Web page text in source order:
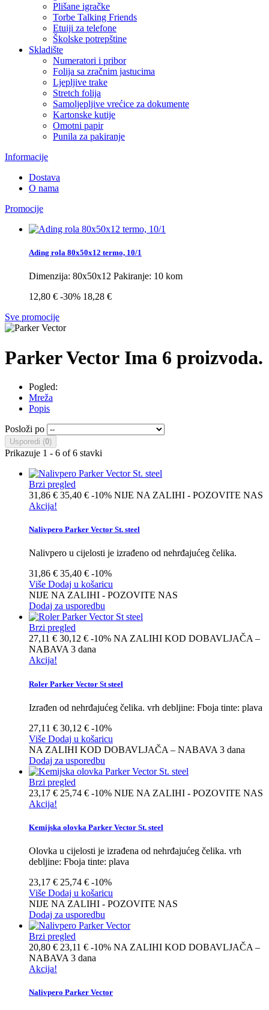
Plišane igračke
Torbe Talking Friends
Etuiji za telefone
Školske potrepštine
Skladište
Numeratori i pribor
Folija sa zračnim jastucima
Ljepljive trake
Stretch folija
Samoljepljive vrećice za dokumente
Kartonske kutije
Omotni papir
Punila za pakiranje
Informacije
Dostava
O nama
Promocije
Ading rola 80x50x12 termo, 10/1
Dimenzija: 80x50x12 Pakiranje: 10 kom
12,80 € -30% 18,28 €
Sve promocije
Parker Vector Ima 6 proizvoda.
Pogled:
Mreža
Popis
Posloži po
Usporedi (0)
Prikazuje 1 - 6 of 6 stavki
Brzi pregled
31,86 € 35,40 € -10% NIJE NA ZALIHI - POZOVITE NAS
Akcija!
Nalivpero Parker Vector St. steel
Nalivpero u cijelosti je izrađeno od nehrđajućeg čelika.
31,86 € 35,40 € -10%
Više Dodaj u košaricu
NIJE NA ZALIHI - POZOVITE NAS
Dodaj za usporedbu
Brzi pregled
27,11 € 30,12 € -10% NA ZALIHI KOD DOBAVLJAČA –
NABAVA 3 dana
Akcija!
Roler Parker Vector St steel
Izrađen od nehrđajućeg čelika. vrh debljine: Fboja tinte: plava
27,11 € 30,12 € -10%
Više Dodaj u košaricu
NA ZALIHI KOD DOBAVLJAČA – NABAVA 3 dana
Dodaj za usporedbu
Brzi pregled
23,17 € 25,74 € -10% NIJE NA ZALIHI - POZOVITE NAS
Akcija!
Kemijska olovka Parker Vector St. steel
Olovka u cijelosti je izrađena od nehrđajućeg čelika. vrh
debljine: Fboja tinte: plava
23,17 € 25,74 € -10%
Više Dodaj u košaricu
NIJE NA ZALIHI - POZOVITE NAS
Dodaj za usporedbu
Brzi pregled
20,80 € 23,11 € -10% NA ZALIHI KOD DOBAVLJAČA –
NABAVA 3 dana
Akcija!
Nalivpero Parker Vector